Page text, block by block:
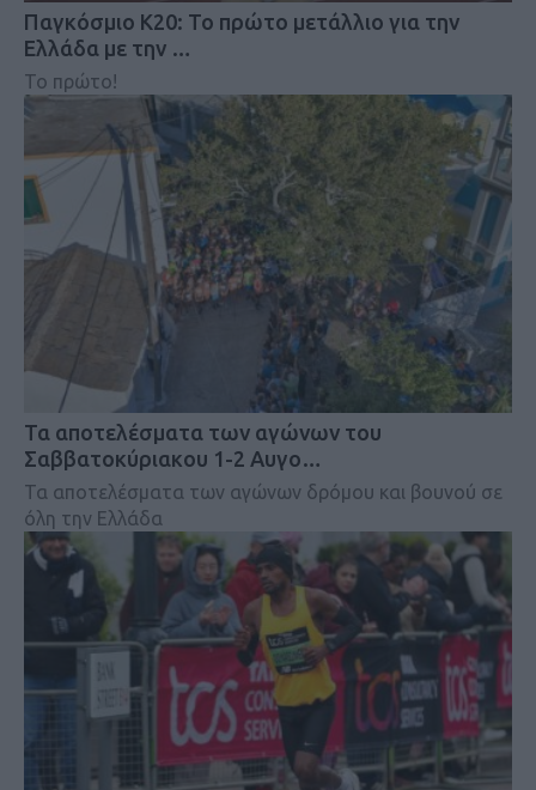
Παγκόσμιο Κ20: Το πρώτο μετάλλιο για την
Ελλάδα με την …
Το πρώτο!
Τα αποτελέσματα των αγώνων του
Σαββατοκύριακου 1-2 Αυγο…
Τα αποτελέσματα των αγώνων δρόμου και βουνού σε
όλη την Ελλάδα